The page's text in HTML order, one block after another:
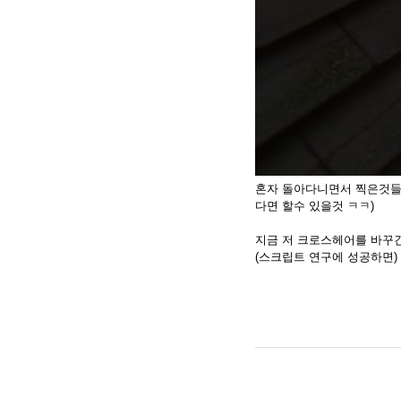
혼자 돌아다니면서 찍은것
다면 할수 있을것 ㅋㅋ)
지금 저 크로스헤어를 바꾸
(스크립트 연구에 성공하면)